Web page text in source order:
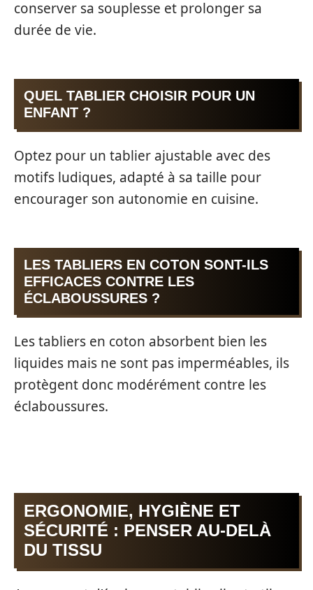
conserver sa souplesse et prolonger sa
durée de vie.
QUEL TABLIER CHOISIR POUR UN
ENFANT ?
Optez pour un tablier ajustable avec des
motifs ludiques, adapté à sa taille pour
encourager son autonomie en cuisine.
LES TABLIERS EN COTON SONT-ILS
EFFICACES CONTRE LES
ÉCLABOUSSURES ?
Les tabliers en coton absorbent bien les
liquides mais ne sont pas imperméables, ils
protègent donc modérément contre les
éclaboussures.
ERGONOMIE, HYGIÈNE ET
SÉCURITÉ : PENSER AU‑DELÀ
DU TISSU